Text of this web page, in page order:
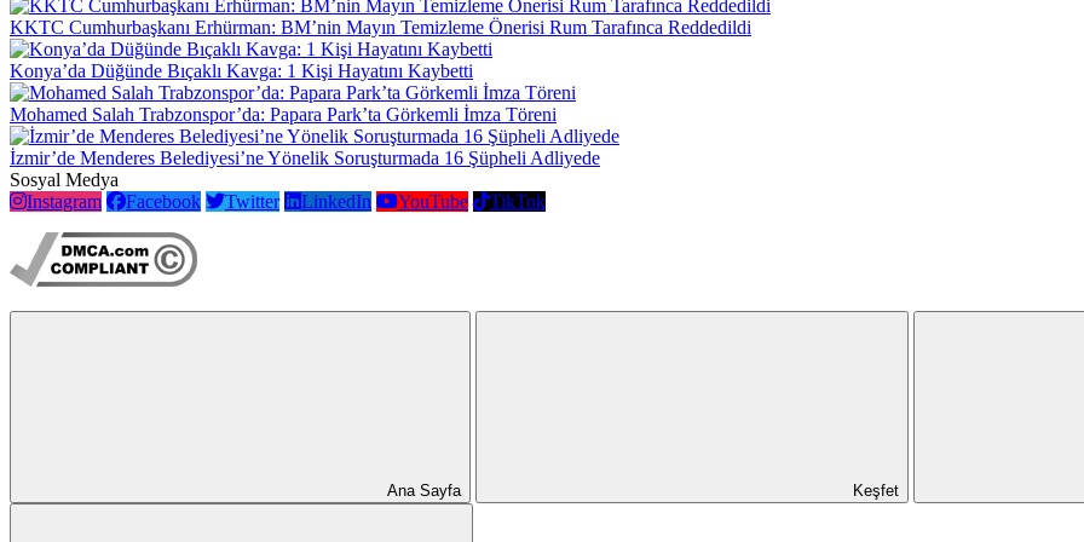
KKTC Cumhurbaşkanı Erhürman: BM’nin Mayın Temizleme Önerisi Rum Tarafınca Reddedildi
Konya’da Düğünde Bıçaklı Kavga: 1 Kişi Hayatını Kaybetti
Mohamed Salah Trabzonspor’da: Papara Park’ta Görkemli İmza Töreni
İzmir’de Menderes Belediyesi’ne Yönelik Soruşturmada 16 Şüpheli Adliyede
Sosyal Medya
Instagram
Facebook Twitter LinkedIn YouTube TikTok
Ana Sayfa Keşfet